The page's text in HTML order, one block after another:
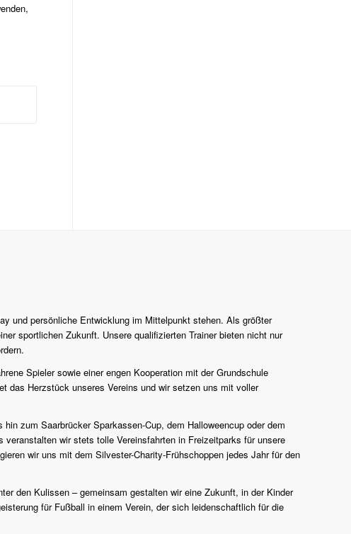
und persönliche Entwicklung im Mittelpunkt stehen. Als größter
sportlichen Zukunft. Unsere qualifizierten Trainer bieten nicht nur
Spieler sowie einer engen Kooperation mit der Grundschule
das Herzstück unseres Vereins und wir setzen uns mit voller
zum Saarbrücker Sparkassen-Cup, dem Halloweencup oder dem
wir stets tolle Vereinsfahrten in Freizeitparks für unsere
wir uns mit dem Silvester-Charity-Frühschoppen jedes Jahr für den
den Kulissen – gemeinsam gestalten wir eine Zukunft, in der Kinder
für Fußball in einem Verein, der sich leidenschaftlich für die